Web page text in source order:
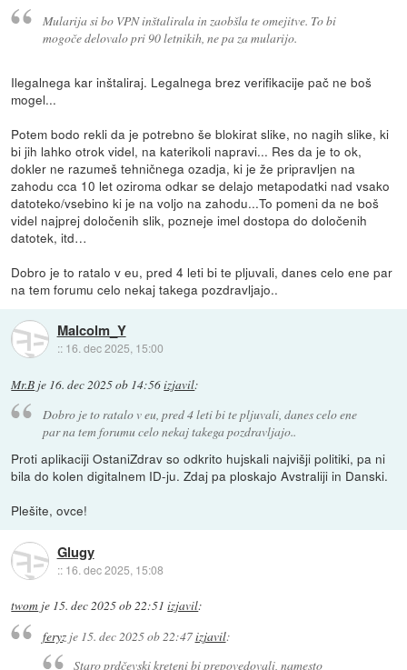
Mularija si bo VPN inštalirala in zaobšla te omejitve. To bi
mogoče delovalo pri 90 letnikih, ne pa za mularijo.
Ilegalnega kar inštaliraj. Legalnega brez verifikacije pač ne boš
mogel...
Potem bodo rekli da je potrebno še blokirat slike, no nagih slike, ki
bi jih lahko otrok videl, na katerikoli napravi... Res da je to ok,
dokler ne razumeš tehničnega ozadja, ki je že pripravljen na
zahodu cca 10 let oziroma odkar se delajo metapodatki nad vsako
datoteko/vsebino ki je na voljo na zahodu...To pomeni da ne boš
videl najprej določenih slik, pozneje imel dostopa do določenih
datotek, itd…
Dobro je to ratalo v eu, pred 4 leti bi te pljuvali, danes celo ene par
na tem forumu celo nekaj takega pozdravljajo..
Malcolm_Y
:: 16. dec 2025, 15:00
Mr.B je 16. dec 2025 ob 14:56izjavil:
Dobro je to ratalo v eu, pred 4 leti bi te pljuvali, danes celo ene
par na tem forumu celo nekaj takega pozdravljajo..
Proti aplikaciji OstaniZdrav so odkrito hujskali najvišji politiki, pa ni
bila do kolen digitalnem ID-ju. Zdaj pa ploskajo Avstraliji in Danski.
Plešite, ovce!
Glugy
:: 16. dec 2025, 15:08
twom je 15. dec 2025 ob 22:51 izjavil:
feryzje 15. dec 2025 ob 22:47izjavil:
Staro prdčevski kreteni bi prepovedovali, namesto